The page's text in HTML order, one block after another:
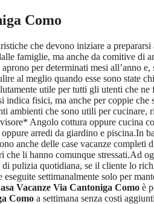
Como
che devono iniziare a
famiglie, ma anche da comitive di
per determinati mesi
al meglio quando esse sono state
utile per tutti gli utenti che
fisici, ma anche per coppie
ambienti che sono utili per cucinare,
Angolo cottura oppure cucina
arredi da giardino e
anche delle case vacanze
li hanno comunque stressati.Ad
pulizia quotidiana, se il cliente lo
eseguite settimanalmente solo per
Vacanze Via Cantoniga Como è
Como a settimana senza costi